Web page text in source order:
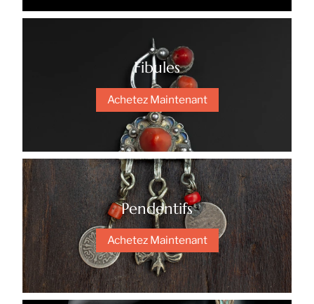
Fibules
Achetez Maintenant
Pendentifs
Achetez Maintenant